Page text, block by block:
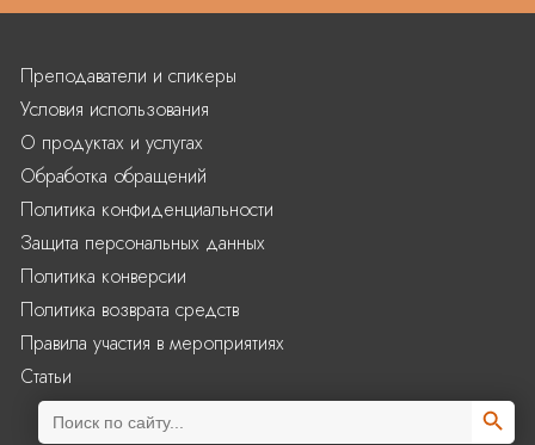
Преподаватели и спикеры
Условия использования
О продуктах и услугах
Обработка обращений
Политика конфиденциальности
Защита персональных данных
Политика конверсии
Политика возврата средств
Правила участия в мероприятиях
Статьи
Search
for:
Search